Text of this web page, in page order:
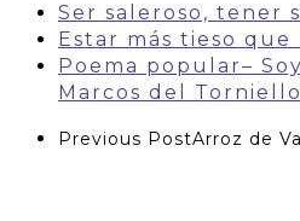
Ser saleroso, tener
Estar más tieso que
Poema popular–
Marcos del Torniello
Previous PostArroz de